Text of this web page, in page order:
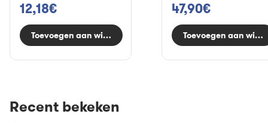
12,18€
Toevoegen aan winkelwagen
47,90€
Toevoegen aan
Recent bekeken